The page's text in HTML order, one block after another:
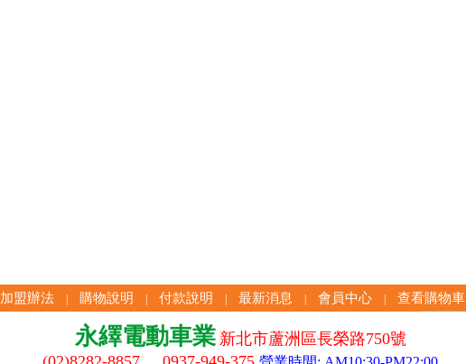
加盟辦法 | 購物說明 | 付款說明 | 最新消息 | 會員中心 | 查看購物車
永繹電動車業 新北市蘆洲區長榮路750號